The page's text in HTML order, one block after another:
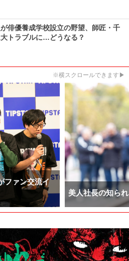
俳優養成学校設立の野望、師匠・千
トラブルに…どうなる？
※横スクロールできます▶
ファン交流イ
美人社長の知ら